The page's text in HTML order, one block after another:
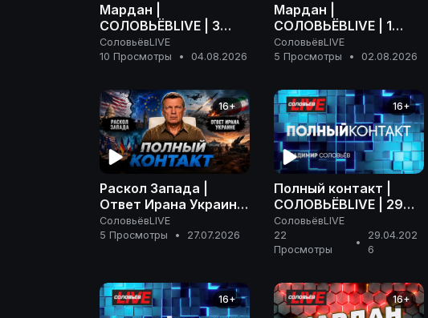
Мардан |
СОЛОВЬЁВLIVE | 3
августа 2026 года
СоловьёвLIVE
10 Просмотры
• 04.08.2026
Мардан |
СОЛОВЬЁВLIVE | 1
августа 2026 года
СоловьёвLIVE
5 Просмотры
• 02.08.2026
16+
Раскол Запада |
Ответ Ирана Украине
| На грани эскалации
| Полный контакт | 27
СоловьёвLIVE
5 Просмотры
• 27.07.2026
16+
Полный контакт |
СОЛОВЬЁВLIVE | 29
апреля 2026 года
СоловьёвLIVE
22
Просмотры
•
29.04.202
6
16+ 16+